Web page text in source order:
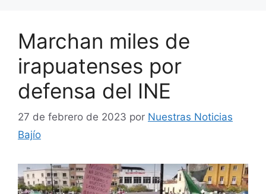
Marchan miles de
irapuatenses por
defensa del INE
27 de febrero de 2023 por Nuestras Noticias
Bajío